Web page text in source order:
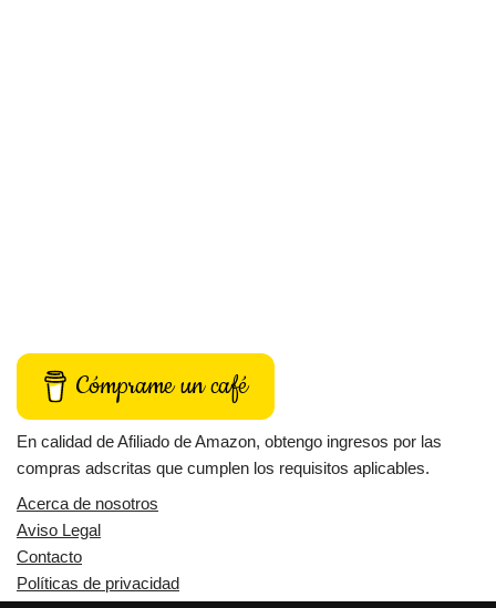
Cómprame un café
En calidad de Afiliado de Amazon, obtengo ingresos por las
compras adscritas que cumplen los requisitos aplicables.
Acerca de nosotros
Aviso Legal
Contacto
Políticas de privacidad